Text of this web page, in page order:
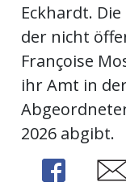
Eckhardt.
der nicht
Françoise
ihr Amt in
2026 abgibt.
Share
Share